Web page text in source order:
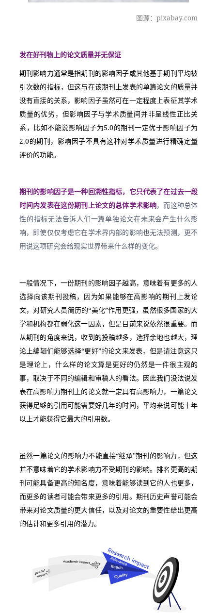
图源：pixabay.com
发在好刊物上的论文质量并无保证
期刊影响力通常是指期刊的影响因子或其他基于期刊平均被
引次数的指标，但这与在该期刊上发表的单篇论文的质量并
没有直接的关系，影响因子虽然可在一定程度上表征其学术
质量的优劣，但影响因子与学术质量间并非呈线性正比关
系，比如不能说影响因子为5.0的期刊一定优于影响因子为
2.0的期刊，影响因子不具有这种对学术质量进行精确定量
评价的功能。
期刊的影响因子是一种回溯性指标，它只代表了在过去一段
时间内发表在这份期刊上论文的总体学术影响，而这种总体
性的指标无法告诉人们一篇单独论文在未来会产生什么影
响，即使仅仅考虑它在学术界内部的影响也无法预测，更不
用说这项研究会给现实世界带来什么样的变化。
一般情况下，一份期刊的影响因子越高，意味着有更多的人
选择向该期刊投稿，因为如果能够在高影响的期刊上发论
文，对研究人员简历的“美化”作用更强，虽然很多国家的大
学和机构都在弱化这一因素，但是目前来说依然很重要。而
从期刊的角度来说，收到的投稿越多，选择余地也越大，理
论上编辑们能够选择“更好”的论文来发表，但是请注意这只
是理论上，什么样的论文算是更好的仍然是一件很主观的
事，取决于不同的编辑和审稿人的看法。因此我们没法说发
表在高影响力期刊上的论文就一定具有高影响力，一篇论文
获得足够的引用可能需要好几年的时间，平均来说可能十年
以上才能获得它最大的引用数。
虽然一篇论文的影响力不能直接“继承”期刊的影响力，但这
并不意味着它的学术影响力不受期刊的影响。排名更高的期
刊可能具备更高的知名度，意味着能够读到它的人也更多，
而更多的读者可能会带来更多的引用。期刊历史声誉可能会
带来对论文质量的更大信任，以及对论文的重要性给出更高
的估计和更多引用的潜力。